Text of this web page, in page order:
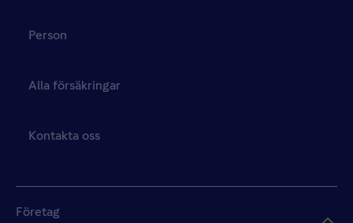
Person
Alla försäkringar
Kontakta oss
Företag